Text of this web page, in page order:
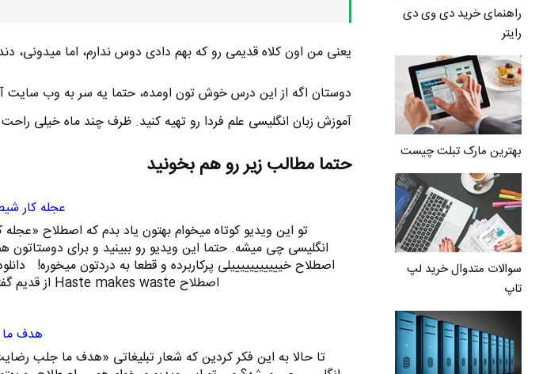
راهنمای خرید دی وی دی
رایتر
بهترین مارک تبلت چیست
سوالات متدوال خرید لپ
تاپ
یعنی من اون کلاه قدیمی رو که بهم دادی دوس ندارم، اما
دوستان اگه از این درس خوش تون اومده، حتما یه سر به وب سایت
آموزش زبان انگلیسی علم فردا رو تهیه کنید. ظرف چند ماه خیلی
حتما مطالب زیر رو هم بخونید
عجله کار
تو این ویدیو کوتاه میخوام بهتون یاد بدم که اصطلاح «عجله
انگلیسی چی میشه. حتما این ویدیو رو ببینید و برای دوستاتون
اصطلاح خیییییییییییلی پرکاربرده و قطعا به دردتون میخوره!
اصطلاح Haste makes waste از قدیم گفتم «عجله کار…
هدف
تا حالا به این فکر کردین که شعار تبلیغاتی «هدف ما جلب